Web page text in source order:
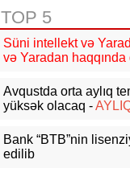
Azərbaycan Qızıl Aypara
Cəmiyyətində görüş
direktoruna sui-qəsd
üçün raket tədarükü üç
TOP 5
Süni intellekt və
və Yaradan
Avqustda orta aylıq
yüksək olacaq -
Bank “BTB”nin
edilib